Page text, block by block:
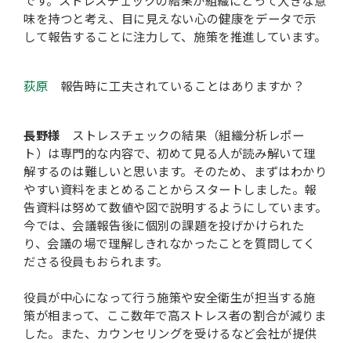
味を持つと考え、目に見えない心の健康をデータで示
して報告することに注力して、施策を推進しています。
荻原 報告時に工夫されていることはありますか？
長野様 ストレスチェックの結果（組織分析レポー
ト）は専門的な内容で、初めて見る人が読み解いて理
解するのは難しいと思います。そのため、まずはわかり
やすい資料をまとめることからスタートしました。報
告資料は努めて数値や図で説明するようにしています。
今では、会議報告後に個別の課題を投げかけられた
り、会議の場で理解しきれなかったことを質問してく
ださる役員もおられます。
役員が中心になって行う施策や安全衛生が担当する施
策が相まって、ここ数年で高ストレス者の割合が減りま
した。また、カウンセリングを受けるなど会社が提供